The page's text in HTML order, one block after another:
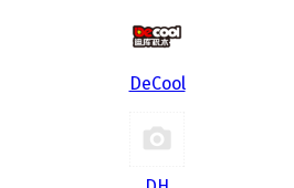
DeCool